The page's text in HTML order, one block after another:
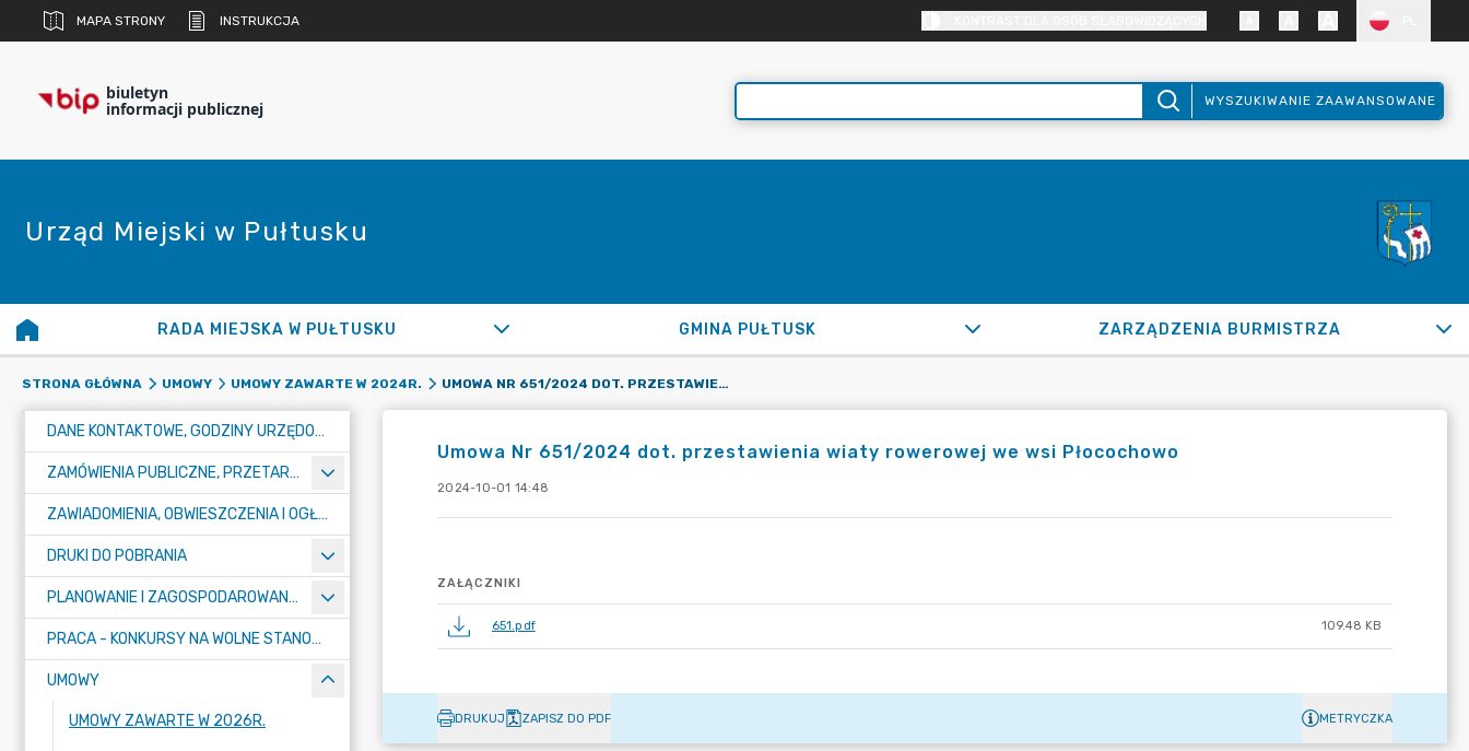
MAPA STRONY INSTRUKCJA
biuletyn
informacji publicznej WYSZUKIWANIE ZAAWANSOWANE
Urząd Miejski w Pułtusku
RADA MIEJSKA W PUŁTUSKU GMINA PUŁTUSK ZARZĄDZENIA BURMISTRZA
STRONA GŁÓWNA UMOWY UMOWY ZAWARTE W 2024R. UMOWA NR 651/2024 DOT. PRZESTAWIENIA WIATY ROWEROWEJ WE WSI PŁOCOCHOWO
DANE KONTAKTOWE, GODZINY URZĘDOWANIA I NUMER KONTA BANKOWEGO
ZAMÓWIENIA PUBLICZNE, PRZETARGI, KONKURSY
ZAWIADOMIENIA, OBWIESZCZENIA I OGŁOSZENIA
DRUKI DO POBRANIA
PLANOWANIE I ZAGOSPODAROWANIE PRZESTRZENNE
PRACA - KONKURSY NA WOLNE STANOWISKA
UMOWY
UMOWY ZAWARTE W 2026R.
Umowa Nr 651/2024 dot. przestawienia wiaty rowerowej we wsi Płocochowo
2024-10-01 14:48
ZAŁĄCZNIKI
651.pdf 109.48 KB
DRUKUJ ZAPISZ DO PDF METRYCZKA